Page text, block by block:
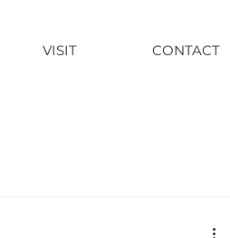
VISIT CONTACT